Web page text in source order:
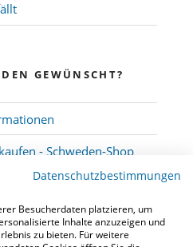
GEWÜNSCHT?
- Schweden-Shop
Datenschutzbestimmungen
Besucherdaten platzieren, um
Inhalte anzuzeigen und
zu bieten. Für weitere